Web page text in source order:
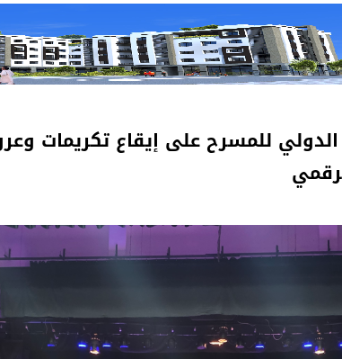
الدولي للمسرح على إيقاع تكريمات